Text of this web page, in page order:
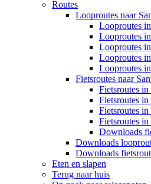
Routes
Looproutes naar
Looproutes
Looproutes
Looproutes
Looproutes
Looproutes
Fietsroutes naar
Fietsroutes
Fietsroutes
Fietsroutes
Fietsroutes in
Downloads
Downloads
Downloads
Eten en slapen
Terug naar huis